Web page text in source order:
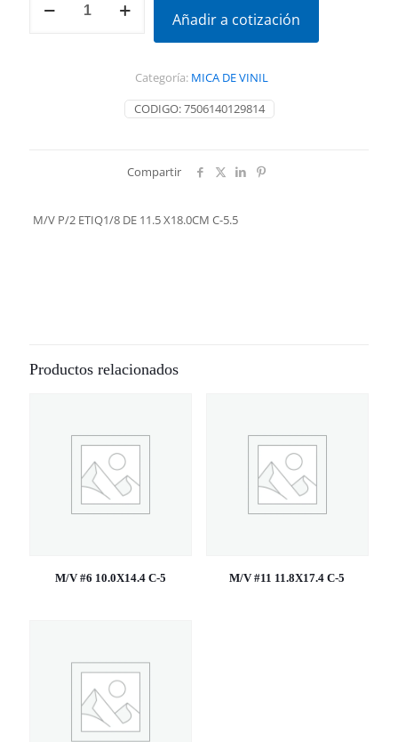
P/2
Añadir a cotización
CODIGO:7506140129814
Categoría: MICA DE VINIL
Compartir
M/V P/2 ETIQ1/8 DE 11.5 X18.0CM C-5.5
Productos relacionados
M/V #6 10.0X14.4 C-5 M/V #11 11.8X17.4 C-5